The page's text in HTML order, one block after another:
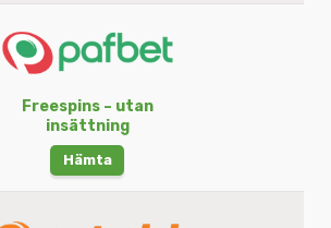
Freespins – utan
insättning
Hämta